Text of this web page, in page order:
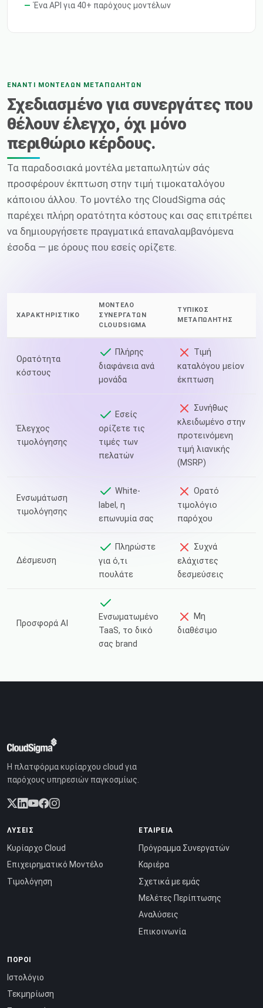
Ένα API για 40+ παρόχους μοντέλων
ΈΝΑΝΤΙ ΜΟΝΤΈΛΩΝ ΜΕΤΑΠΩΛΗΤΏΝ
Σχεδιασμένο για συνεργάτες που
θέλουν έλεγχο, όχι μόνο
περιθώριο κέρδους.
Τα παραδοσιακά μοντέλα μεταπωλητών σάς
προσφέρουν έκπτωση στην τιμή τιμοκαταλόγου
κάποιου άλλου. Το μοντέλο της CloudSigma σάς
παρέχει πλήρη ορατότητα κόστους και σας επιτρέπει
να δημιουργήσετε πραγματικά επαναλαμβανόμενα
έσοδα — με όρους που εσείς ορίζετε.
ΧΑΡΑΚΤΗΡΙΣΤΙΚΌ
ΜΟΝΤΈΛΟ
ΣΥΝΕΡΓΑΤΏΝ
CLOUDSIGMA
ΤΥΠΙΚΌΣ
ΜΕΤΑΠΩΛΗΤΉΣ
Ορατότητα
κόστους
Πλήρης
διαφάνεια ανά
μονάδα
Τιμή
καταλόγου μείον
έκπτωση
Έλεγχος
τιμολόγησης
Εσείς
ορίζετε τις
τιμές των
πελατών
Συνήθως
κλειδωμένο στην
προτεινόμενη
τιμή λιανικής
(MSRP)
Ενσωμάτωση
τιμολόγησης
White-
label, η
επωνυμία σας
Ορατό
τιμολόγιο
παρόχου
Δέσμευση
Πληρώστε
για ό,τι
πουλάτε
Συχνά
ελάχιστες
δεσμεύσεις
Προσφορά AI
Ενσωματωμένο
TaaS, το δικό
σας brand
Μη
διαθέσιμο
Η πλατφόρμα κυρίαρχου cloud για
παρόχους υπηρεσιών παγκοσμίως.
ΛΎΣΕΙΣ
Κυρίαρχο Cloud
Επιχειρηματικό Μοντέλο
Τιμολόγηση
ΕΤΑΙΡΕΊΑ
Πρόγραμμα Συνεργατών
Καριέρα
Σχετικά με εμάς
Μελέτες Περίπτωσης
Αναλύσεις
Επικοινωνία
ΠΌΡΟΙ
Ιστολόγιο
Τεκμηρίωση